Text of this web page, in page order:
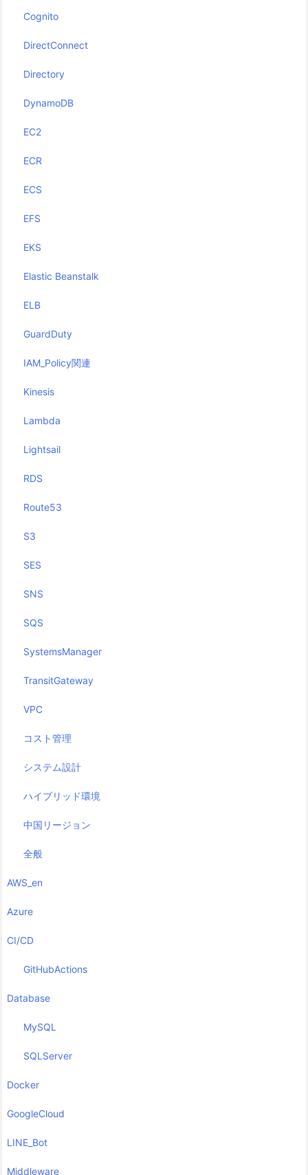
Cognito
DirectConnect
Directory
DynamoDB
EC2
ECR
ECS
EFS
EKS
Elastic Beanstalk
ELB
GuardDuty
IAM_Policy関連
Kinesis
Lambda
Lightsail
RDS
Route53
S3
SES
SNS
SQS
SystemsManager
TransitGateway
VPC
コスト管理
システム設計
ハイブリッド環境
中国リージョン
全般
AWS_en
Azure
CI/CD
GitHubActions
Database
MySQL
SQLServer
Docker
GoogleCloud
LINE_Bot
Middleware